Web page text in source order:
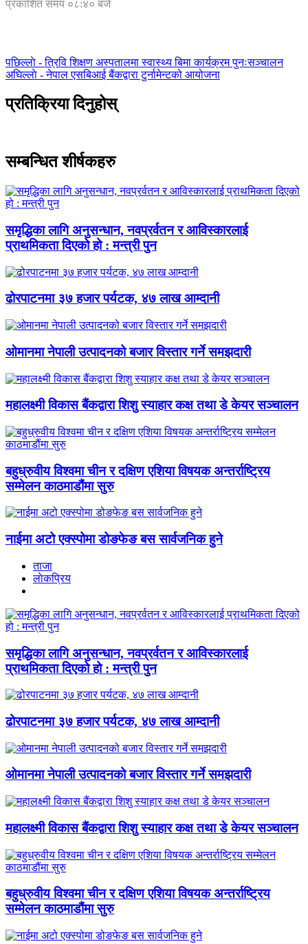
प्रकाशित समय ०८:४० बजे
पछिल्लाे -त्रिवि शिक्षण अस्पतालमा स्वास्थ्य बिमा कार्यक्रम पुनःसञ्चालन
अघिल्लाे -नेपाल एसबिआई बैंकद्वारा टुर्नामेन्टको आयोजना
प्रतिक्रिया दिनुहोस्
सम्बन्धित शीर्षकहरु
समृद्धिका लागि अनुसन्धान, नवप्रर्वतन र आविस्कारलाई
प्राथमिकता दिएको हो : मन्त्री पुन
ढोरपाटनमा ३७ हजार पर्यटक, ४७ लाख आम्दानी
ओमानमा नेपाली उत्पादनको बजार विस्तार गर्ने समझदारी
महालक्ष्मी विकास बैंकद्वारा शिशु स्याहार कक्ष तथा डे केयर सञ्चालन
बहुध्रुवीय विश्वमा चीन र दक्षिण एशिया विषयक अन्तर्राष्ट्रिय
सम्मेलन काठमाडौंमा सुरु
नाईमा अटो एक्स्पोमा डोङफेङ बस सार्वजनिक हुने
ताजा
लाेकप्रिय
समृद्धिका लागि अनुसन्धान, नवप्रर्वतन र आविस्कारलाई
प्राथमिकता दिएको हो : मन्त्री पुन
ढोरपाटनमा ३७ हजार पर्यटक, ४७ लाख आम्दानी
ओमानमा नेपाली उत्पादनको बजार विस्तार गर्ने समझदारी
महालक्ष्मी विकास बैंकद्वारा शिशु स्याहार कक्ष तथा डे केयर सञ्चालन
बहुध्रुवीय विश्वमा चीन र दक्षिण एशिया विषयक अन्तर्राष्ट्रिय
सम्मेलन काठमाडौंमा सुरु